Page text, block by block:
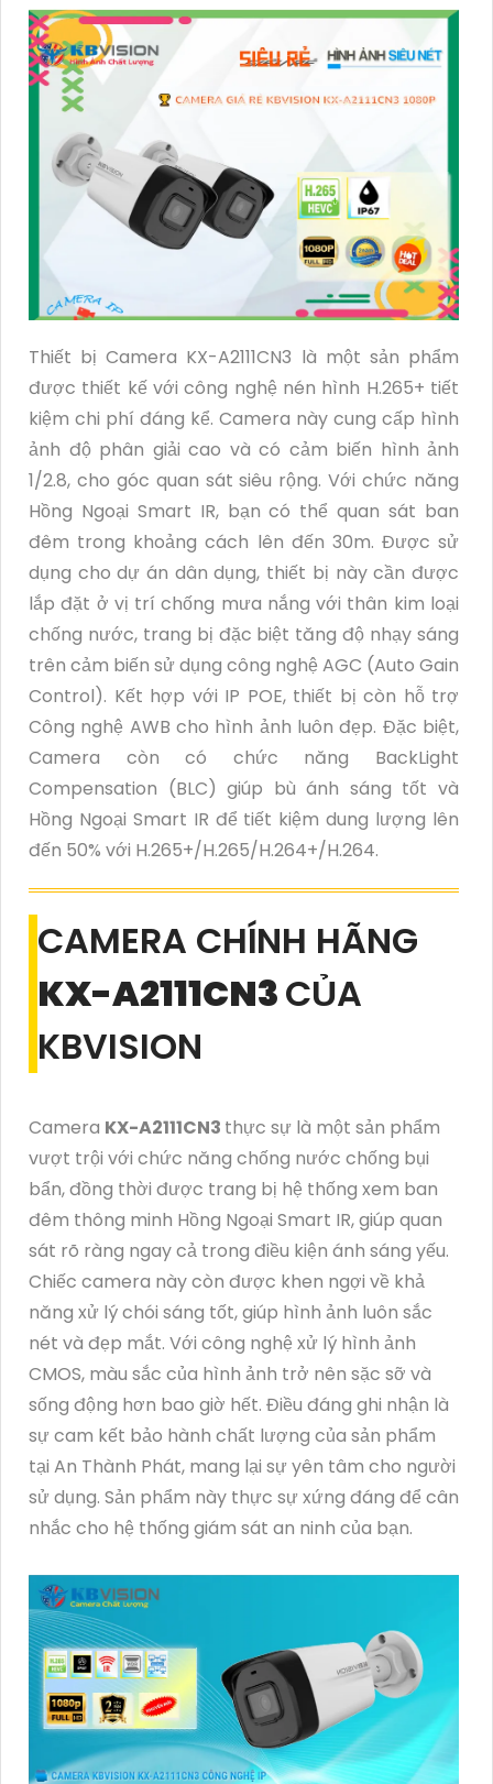
Thiết bị Camera KX-A2111CN3 là một sản phẩm
được thiết kế với công nghệ nén hình H.265+ tiết
kiệm chi phí đáng kể. Camera này cung cấp hình
ảnh độ phân giải cao và có cảm biến hình ảnh
1/2.8, cho góc quan sát siêu rộng. Với chức năng
Hồng Ngoại Smart IR, bạn có thể quan sát ban
đêm trong khoảng cách lên đến 30m. Được sử
dụng cho dự án dân dụng, thiết bị này cần được
lắp đặt ở vị trí chống mưa nắng với thân kim loại
chống nước, trang bị đặc biệt tăng độ nhạy sáng
trên cảm biến sử dụng công nghệ AGC (Auto Gain
Control). Kết hợp với IP POE, thiết bị còn hỗ trợ
Công nghệ AWB cho hình ảnh luôn đẹp. Đặc biệt,
Camera còn có chức năng BackLight
Compensation (BLC) giúp bù ánh sáng tốt và
Hồng Ngoại Smart IR để tiết kiệm dung lượng lên
đến 50% với H.265+/H.265/H.264+/H.264.
CAMERA CHÍNH HÃNG
KX-A2111CN3CỦA
KBVISION
Camera KX-A2111CN3 thực sự là một sản phẩm
vượt trội với chức năng chống nước chống bụi
bẩn, đồng thời được trang bị hệ thống xem ban
đêm thông minh Hồng Ngoại Smart IR, giúp quan
sát rõ ràng ngay cả trong điều kiện ánh sáng yếu.
Chiếc camera này còn được khen ngợi về khả
năng xử lý chói sáng tốt, giúp hình ảnh luôn sắc
nét và đẹp mắt. Với công nghệ xử lý hình ảnh
CMOS, màu sắc của hình ảnh trở nên sặc sỡ và
sống động hơn bao giờ hết. Điều đáng ghi nhận là
sự cam kết bảo hành chất lượng của sản phẩm
tại An Thành Phát, mang lại sự yên tâm cho người
sử dụng. Sản phẩm này thực sự xứng đáng để cân
nhắc cho hệ thống giám sát an ninh của bạn.